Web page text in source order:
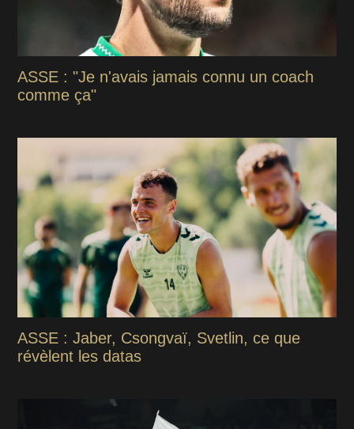
ASSE : "Je n'avais jamais connu un coach
comme ça"
ASSE : Jaber, Csongvaï, Svetlin, ce que
révèlent les datas